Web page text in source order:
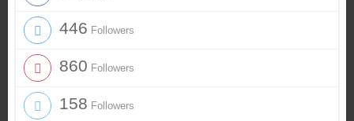
446 Followers
860 Followers
158 Followers